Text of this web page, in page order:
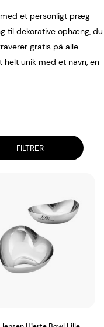
med et personligt præg –
til dekorative ophæng, du
gratis på alle
helt unik med et navn, en
FILTRER